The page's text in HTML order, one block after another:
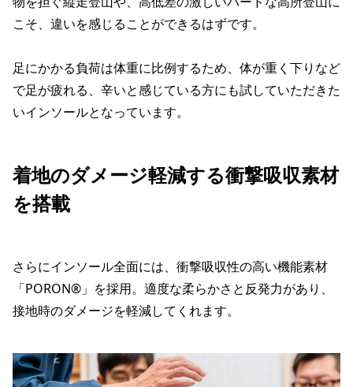
こそ、違いを感じることができるはずです。
足にかかる負荷は体重に比例するため、体が重く下りなど
で足が疲れる、辛いと感じている方にも試していただきた
いインソールとなっています。
着地のダメージ軽減する衝撃吸収素材
を搭載
さらにインソール全面には、衝撃吸収性の高い機能素材
「PORON®」を採用。適度な柔らかさと反発力があり、
接地時のダメージを軽減してくれます。